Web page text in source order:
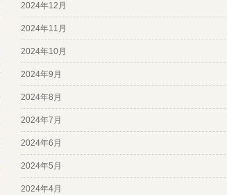
2024年12月
2024年11月
2024年10月
2024年9月
2024年8月
2024年7月
2024年6月
2024年5月
2024年4月